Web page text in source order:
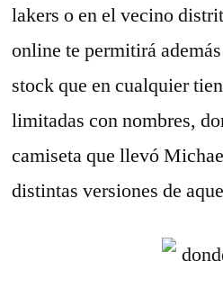
lakers o en el vecino
online te permitirá
stock que en cualquier
limitadas con nombres,
camiseta que llevó
distintas versiones de